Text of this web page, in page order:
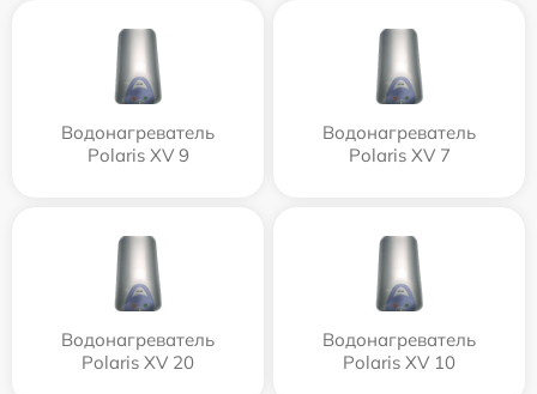
Водонагреватель
Polaris XV 9
Водонагреватель
Polaris XV 7
Водонагреватель
Polaris XV 20
Водонагреватель
Polaris XV 10